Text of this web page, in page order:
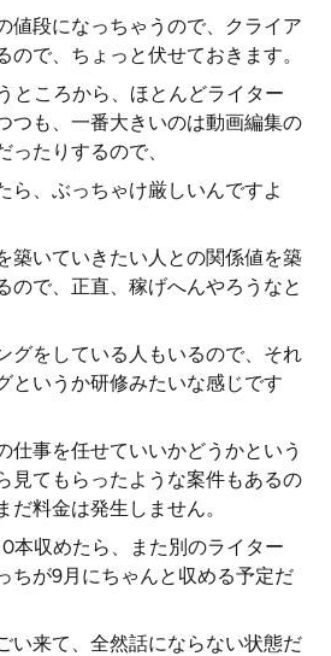
値段になっちゃうので、クライア
ので、ちょっと伏せておきます。
ところから、ほとんどライター
つも、一番大きいのは動画編集の
ったりするので、
ら、ぶっちゃけ厳しいんですよ
築いていきたい人との関係値を築
ので、正直、稼げへんやろうなと
グをしている人もいるので、それ
というか研修みたいな感じです
仕事を任せていいかどうかという
見てもらったような案件もあるの
だ料金は発生しません。
本収めたら、また別のライター
ちが9月にちゃんと収める予定だ
い来て、全然話にならない状態だ